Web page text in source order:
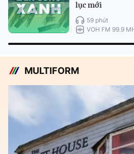
lục mới
59 phút
VOH FM 99.9
MULTIFORM